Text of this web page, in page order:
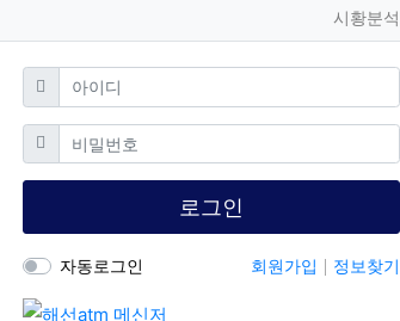
시황분석
아이디 필수
비밀번호필수
로그인
자동로그인 회원가입 정보찾기